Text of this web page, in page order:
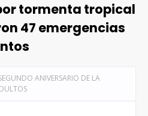
tormenta tropical
47 emergencias
ANIVERSARIO DE LA